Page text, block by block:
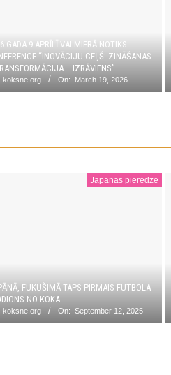
9.APRĪLĪ VALMIERĀ NOTIKS
“INOVĀCIJU CEĻŠ: ZINĀŠANAS
– IZRĀVIENS”
koksne.org On: March 19, 2026
Japānas pieredze
FUKUŠIMĀ TAPS PIRMAIS FUTBOLA
NO KOKA
koksne.org On: September 12, 2025